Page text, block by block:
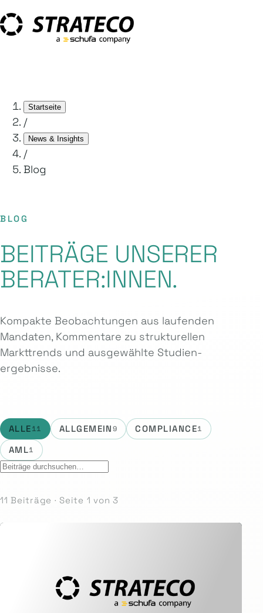
Startseite
/
News & Insights
/
Blog
BLOG
BEITRÄGE UNSERER
BERATER:INNEN.
Kompakte Beobachtungen aus laufenden
Mandaten, Kommentare zu strukturellen
Markttrends und ausgewählte Studien­
ergebnisse.
ALLE11 ALLGEMEIN9 COMPLIANCE1
AML1
11 Beiträge · Seite 1 von 3